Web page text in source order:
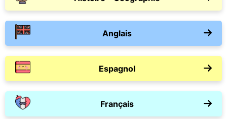
Anglais
Espagnol
Français